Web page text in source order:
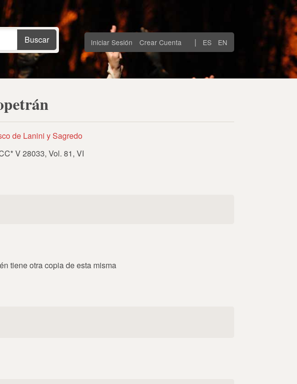
Iniciar Sesión Crear Cuenta | ES EN
de Lanini y Sagredo
V 28033, Vol. 81, VI
tiene otra copia de esta misma